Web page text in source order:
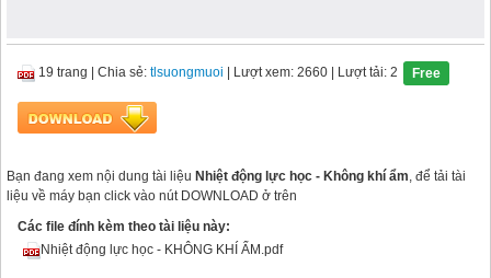
19 trang Chia sẻ: tlsuongmuoi | Lượt xem: 2660 | Lượt tải: 2 Free
Bạn đang xem nội dung tài liệu Nhiệt động lực học - Không khí ẩm, để tải tài
liệu về máy bạn click vào nút DOWNLOAD ở trên
Các file đính kèm theo tài liệu này:
Nhiệt động lực học - KHÔNG KHÍ ẨM.pdf